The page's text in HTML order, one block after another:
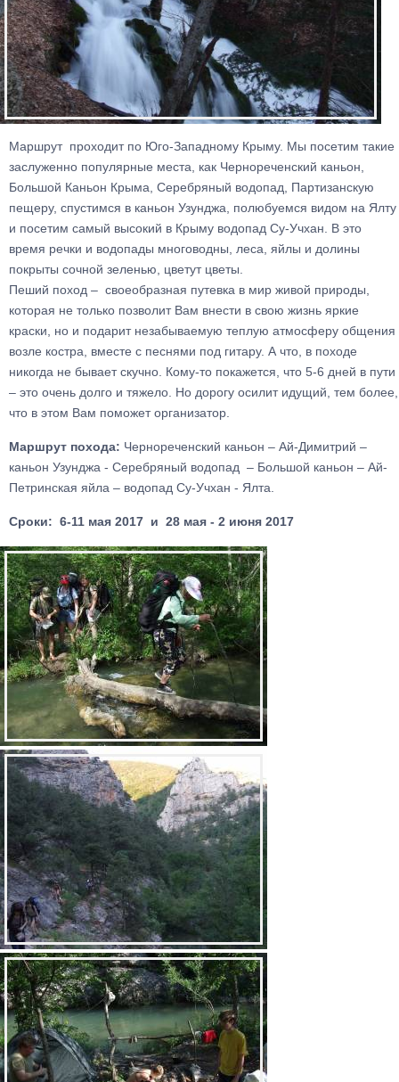
Маршрут проходит по Юго-Западному Крыму. Мы посетим такие
заслуженно популярные места, как Чернореченский каньон,
Большой Каньон Крыма, Серебряный водопад, Партизанскую
пещеру, спустимся в каньон Узунджа, полюбуемся видом на Ялту
и посетим самый высокий в Крыму водопад Су-Учхан. В это
время речки и водопады многоводны, леса, яйлы и долины
покрыты сочной зеленью, цветут цветы.
Пеший поход – своеобразная путевка в мир живой природы,
которая не только позволит Вам внести в свою жизнь яркие
краски, но и подарит незабываемую теплую атмосферу общения
возле костра, вместе с песнями под гитару. А что, в походе
никогда не бывает скучно. Кому-то покажется, что 5-6 дней в пути
– это очень долго и тяжело. Но дорогу осилит идущий, тем более,
что в этом Вам поможет организатор.
Маршрут похода: Чернореченский каньон – Ай-Димитрий –
каньон Узунджа - Серебряный водопад – Большой каньон – Ай-
Петринская яйла – водопад Су-Учхан - Ялта.
Сроки: 6-11 мая 2017 и 28 мая - 2 июня 2017